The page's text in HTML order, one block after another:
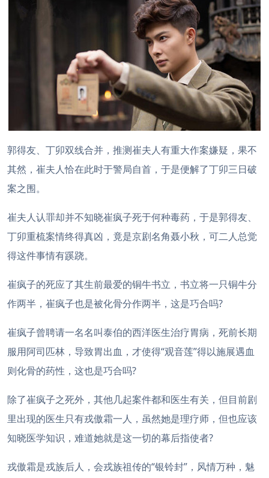
郭得友、丁卯双线合并，推测崔夫人有重大作案嫌疑，果不
其然，崔夫人恰在此时于警局自首，于是便解了丁卯三日破
案之围。
崔夫人认罪却并不知晓崔疯子死于何种毒药，于是郭得友、
丁卯重梳案情终得真凶，竟是京剧名角聂小秋，可二人总觉
得这件事情有蹊跷。
崔疯子的死应了其生前最爱的铜牛书立，书立将一只铜牛分
作两半，崔疯子也是被化骨分作两半，这是巧合吗?
崔疯子曾聘请一名名叫泰伯的西洋医生治疗胃病，死前长期
服用阿司匹林，导致胃出血，才使得“观音莲”得以施展遇血
则化骨的药性，这也是巧合吗?
除了崔疯子之死外，其他几起案件都和医生有关，但目前剧
里出现的医生只有戎傲霜一人，虽然她是理疗师，但也应该
知晓医学知识，难道她就是这一切的幕后指使者?
戎傲霜是戎族后人，会戎族祖传的“银铃封”，风情万种，魅